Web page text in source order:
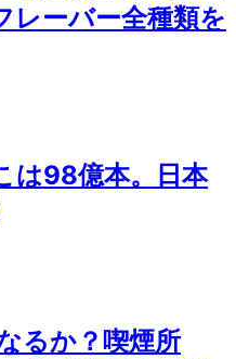
レーバー全種類を
は98億本。日本
るか？喫煙所